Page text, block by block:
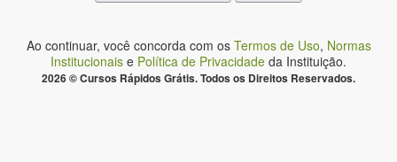
Ao continuar, você concorda com os Termos de Uso, Normas
Institucionais e Política de Privacidade da Instituição.
2026 © Cursos Rápidos Grátis. Todos os Direitos Reservados.